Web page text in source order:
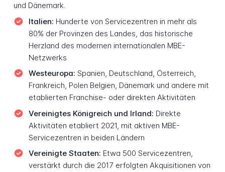
und Dänemark.
Italien: Hunderte von Servicezentren in mehr als
80% der Provinzen des Landes, das historische
Herzland des modernen internationalen MBE-
Netzwerks
Westeuropa: Spanien, Deutschland, Österreich,
Frankreich, Polen Belgien, Dänemark und andere mit
etablierten Franchise- oder direkten Aktivitäten
Vereinigtes Königreich und Irland: Direkte
Aktivitäten etabliert 2021, mit aktiven MBE-
Servicezentren in beiden Ländern
Vereinigte Staaten: Etwa 500 Servicezentren,
verstärkt durch die 2017 erfolgten Akquisitionen von